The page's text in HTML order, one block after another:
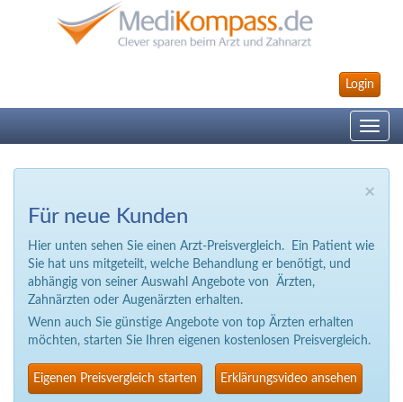
Login
Toggle
×
Für neue Kunden
Hier unten sehen Sie einen Arzt-Preisvergleich. Ein Patient wie
Sie hat uns mitgeteilt, welche Behandlung er benötigt, und
abhängig von seiner Auswahl Angebote von Ärzten,
Zahnärzten oder Augenärzten erhalten.
Wenn auch Sie günstige Angebote von top Ärzten erhalten
möchten, starten Sie Ihren eigenen kostenlosen Preisvergleich.
Eigenen Preisvergleich starten Erklärungsvideo ansehen